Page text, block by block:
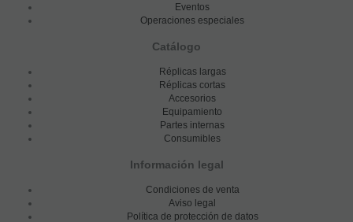
Eventos
Operaciones especiales
Catálogo
Réplicas largas
Réplicas cortas
Accesorios
Equipamiento
Partes internas
Consumibles
Información legal
Condiciones de venta
Aviso legal
Política de protección de datos